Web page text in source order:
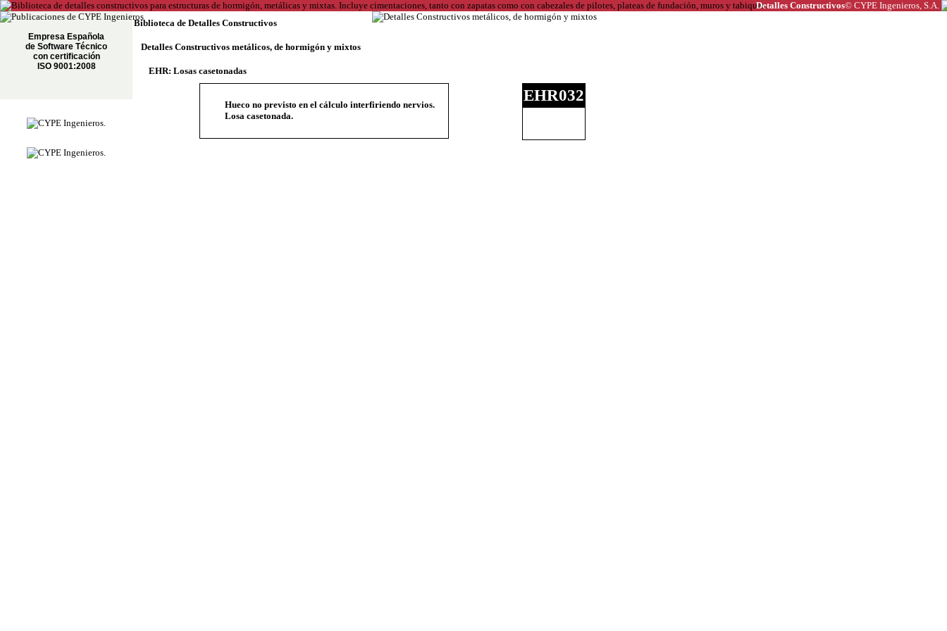
Detalles Constructivos© CYPE Ingenieros, S.A.
Empresa Española
de Software Técnico
con certificación
ISO 9001:2008
Biblioteca de Detalles Constructivos
Detalles Constructivos metálicos, de hormigón y mixtos
EHR: Losas casetonadas
Hueco no previsto en el cálculo interfiriendo nervios.
Losa casetonada.
EHR032